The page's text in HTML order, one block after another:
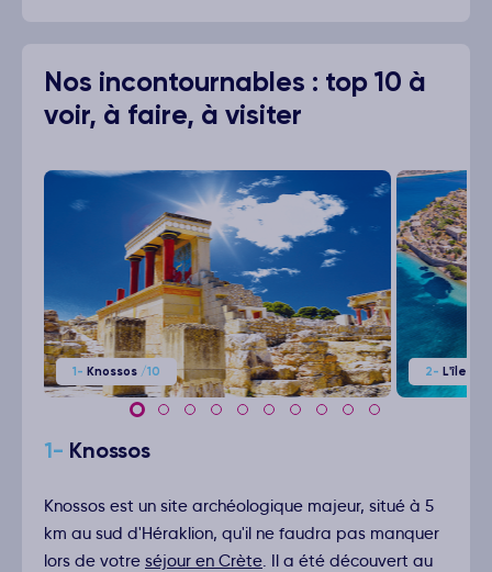
Nos incontournables : top 10 à
voir, à faire, à visiter
1- Knossos /10 2- L'île de
1- Knossos
Knossos est un site archéologique majeur, situé à 5
km au sud d'Héraklion, qu'il ne faudra pas manquer
lors de votre séjour en Crète. Il a été découvert au